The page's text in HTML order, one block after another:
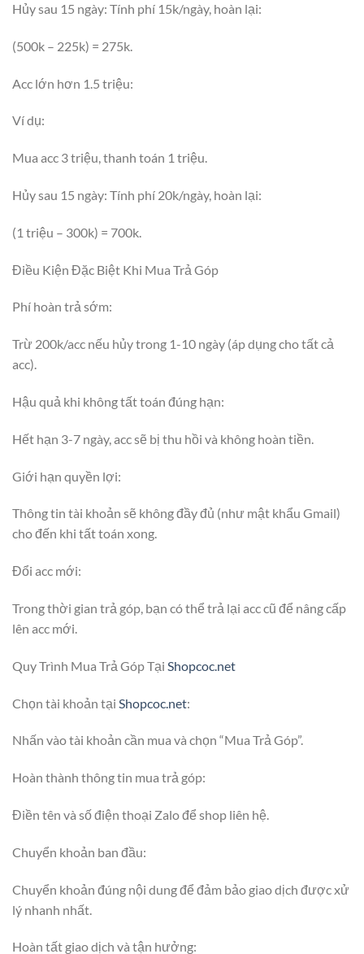
Hủy sau 15 ngày: Tính phí 15k/ngày, hoàn lại:
(500k – 225k) = 275k.
Acc lớn hơn 1.5 triệu:
Ví dụ:
Mua acc 3 triệu, thanh toán 1 triệu.
Hủy sau 15 ngày: Tính phí 20k/ngày, hoàn lại:
(1 triệu – 300k) = 700k.
Điều Kiện Đặc Biệt Khi Mua Trả Góp
Phí hoàn trả sớm:
Trừ 200k/acc nếu hủy trong 1-10 ngày (áp dụng cho tất cả
acc).
Hậu quả khi không tất toán đúng hạn:
Hết hạn 3-7 ngày, acc sẽ bị thu hồi và không hoàn tiền.
Giới hạn quyền lợi:
Thông tin tài khoản sẽ không đầy đủ (như mật khẩu Gmail)
cho đến khi tất toán xong.
Đổi acc mới:
Trong thời gian trả góp, bạn có thể trả lại acc cũ để nâng cấp
lên acc mới.
Quy Trình Mua Trả Góp Tại Shopcoc.net
Chọn tài khoản tại Shopcoc.net:
Nhấn vào tài khoản cần mua và chọn “Mua Trả Góp”.
Hoàn thành thông tin mua trả góp:
Điền tên và số điện thoại Zalo để shop liên hệ.
Chuyển khoản ban đầu:
Chuyển khoản đúng nội dung để đảm bảo giao dịch được xử
lý nhanh nhất.
Hoàn tất giao dịch và tận hưởng: